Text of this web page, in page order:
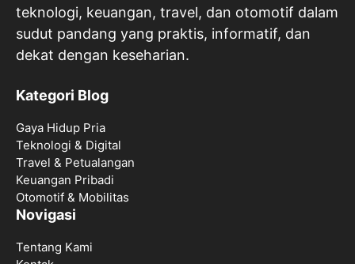
teknologi, keuangan, travel, dan otomotif dalam
sudut pandang yang praktis, informatif, dan
dekat dengan keseharian.
Kategori Blog
Gaya Hidup Pria
Teknologi & Digital
Travel & Petualangan
Keuangan Pribadi
Otomotif & Mobilitas
Novigasi
Tentang Kami